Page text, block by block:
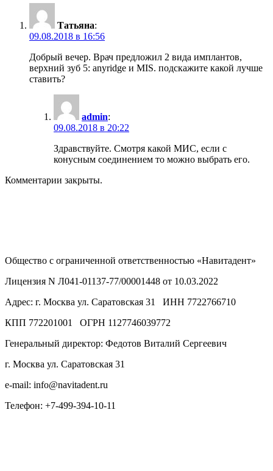
Татьяна:
09.08.2018 в 16:56
Добрый вечер. Врач предложил 2 вида имплантов,
верхний зуб 5: anyridge и MIS. подскажите какой лучше
ставить?
admin:
09.08.2018 в 20:22
Здравствуйте. Смотря какой МИС, если с
конусным соединением то можно выбрать его.
Комментарии закрыты.
Общество с ограниченной ответственностью «Навитадент»
Лицензия N Л041-01137-77/00001448 от 10.03.2022
Адрес: г. Москва ул. Саратовская 31 ИНН 7722766710
КПП 772201001 ОГРН 1127746039772
Генеральный директор: Федотов Виталий Сергеевич
г. Москва ул. Саратовская 31
e-mail: info@navitadent.ru
Телефон: +7-499-394-10-11